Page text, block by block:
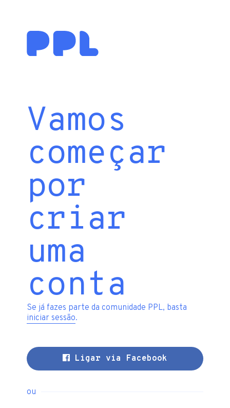
Vamos
começar
por
criar
uma
conta
Se já fazes parte da comunidade PPL, basta
iniciar sessão.
Ligar via Facebook
ou